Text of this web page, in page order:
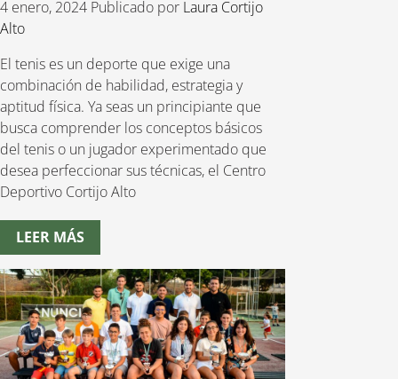
4 enero, 2024 Publicado por Laura Cortijo
Alto
El tenis es un deporte que exige una
combinación de habilidad, estrategia y
aptitud física. Ya seas un principiante que
busca comprender los conceptos básicos
del tenis o un jugador experimentado que
desea perfeccionar sus técnicas, el Centro
Deportivo Cortijo Alto
LEER MÁS